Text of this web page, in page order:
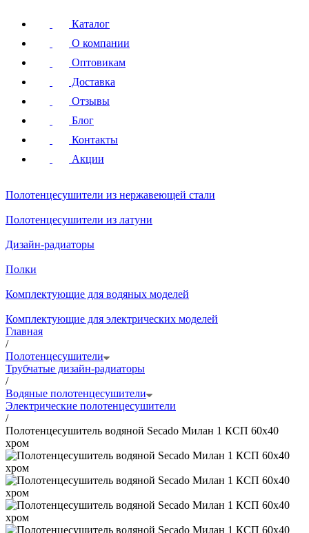
Каталог
О компании
Оптовикам
Доставка
Отзывы
Блог
Контакты
Акции
Полотенцесушители из нержавеющей стали
Полотенцесушители из латуни
Дизайн-радиаторы
Полки
Комплектующие для водяных моделей
Комплектующие для электрических моделей
Главная
/
Полотенцесушители
Трубчатые дизайн-радиаторы
/
Водяные полотенцесушители
Электрические полотенцесушители
/
Полотенцесушитель водяной Secado Милан 1 КСП 60x40
хром